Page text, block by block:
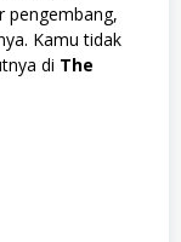
pengembang,
Kamu tidak
di The